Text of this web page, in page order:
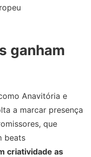
ganham
Anavitória e
a marcar presença
que
beats
criatividade as